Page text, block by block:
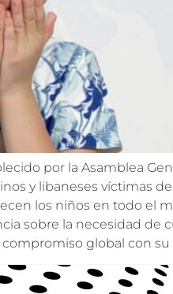
por la Asamblea
y libaneses víctimas
los niños en todo el
sobre la necesidad de
global con